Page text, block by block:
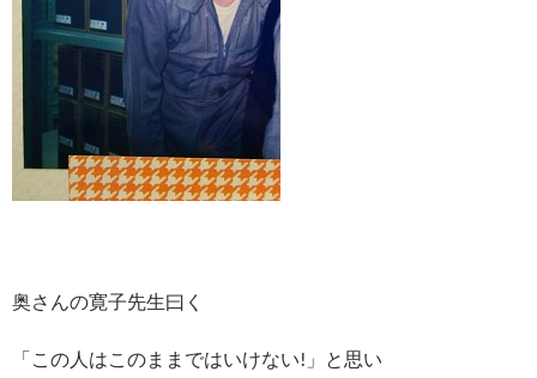
奥さんの寛子先生曰く
「この人はこのままではいけない!」と思い